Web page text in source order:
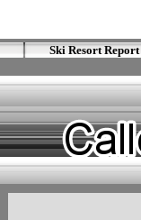
Ski Resort Report